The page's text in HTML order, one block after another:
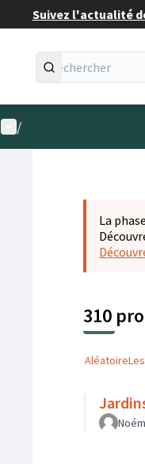
Suivez l'actualité
Menu utilisateur
/
La
310
Aléatoire